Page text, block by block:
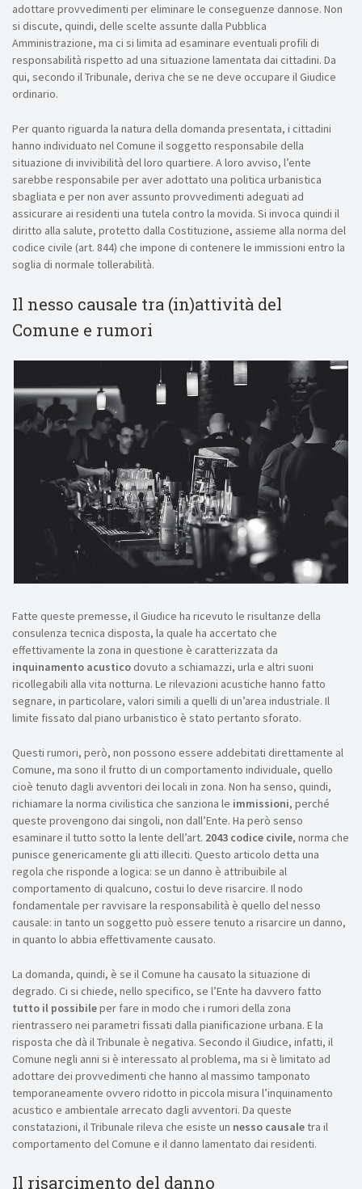
adottare provvedimenti per eliminare le conseguenze dannose. Non
si discute, quindi, delle scelte assunte dalla Pubblica
Amministrazione, ma ci si limita ad esaminare eventuali profili di
responsabilità rispetto ad una situazione lamentata dai cittadini. Da
qui, secondo il Tribunale, deriva che se ne deve occupare il Giudice
ordinario.
Per quanto riguarda la natura della domanda presentata, i cittadini
hanno individuato nel Comune il soggetto responsabile della
situazione di invivibilità del loro quartiere. A loro avviso, l’ente
sarebbe responsabile per aver adottato una politica urbanistica
sbagliata e per non aver assunto provvedimenti adeguati ad
assicurare ai residenti una tutela contro la movida. Si invoca quindi il
diritto alla salute, protetto dalla Costituzione, assieme alla norma del
codice civile (art. 844) che impone di contenere le immissioni entro la
soglia di normale tollerabilità.
Il nesso causale tra (in)attività del
Comune e rumori
Fatte queste premesse, il Giudice ha ricevuto le risultanze della
consulenza tecnica disposta, la quale ha accertato che
effettivamente la zona in questione è caratterizzata da
inquinamento acustico dovuto a schiamazzi, urla e altri suoni
ricollegabili alla vita notturna. Le rilevazioni acustiche hanno fatto
segnare, in particolare, valori simili a quelli di un’area industriale. Il
limite fissato dal piano urbanistico è stato pertanto sforato.
Questi rumori, però, non possono essere addebitati direttamente al
Comune, ma sono il frutto di un comportamento individuale, quello
cioè tenuto dagli avventori dei locali in zona. Non ha senso, quindi,
richiamare la norma civilistica che sanziona le immissioni, perché
queste provengono dai singoli, non dall’Ente. Ha però senso
esaminare il tutto sotto la lente dell’art. 2043 codice civile, norma che
punisce genericamente gli atti illeciti. Questo articolo detta una
regola che risponde a logica: se un danno è attribuibile al
comportamento di qualcuno, costui lo deve risarcire. Il nodo
fondamentale per ravvisare la responsabilità è quello del nesso
causale: in tanto un soggetto può essere tenuto a risarcire un danno,
in quanto lo abbia effettivamente causato.
La domanda, quindi, è se il Comune ha causato la situazione di
degrado. Ci si chiede, nello specifico, se l’Ente ha davvero fatto
tutto il possibileper fare in modo che i rumori della zona
rientrassero nei parametri fissati dalla pianificazione urbana. E la
risposta che dà il Tribunale è negativa. Secondo il Giudice, infatti, il
Comune negli anni si è interessato al problema, ma si è limitato ad
adottare dei provvedimenti che hanno al massimo tamponato
temporaneamente ovvero ridotto in piccola misura l’inquinamento
acustico e ambientale arrecato dagli avventori. Da queste
constatazioni, il Tribunale rileva che esiste un nesso causaletra il
comportamento del Comune e il danno lamentato dai residenti.
Il risarcimento del danno